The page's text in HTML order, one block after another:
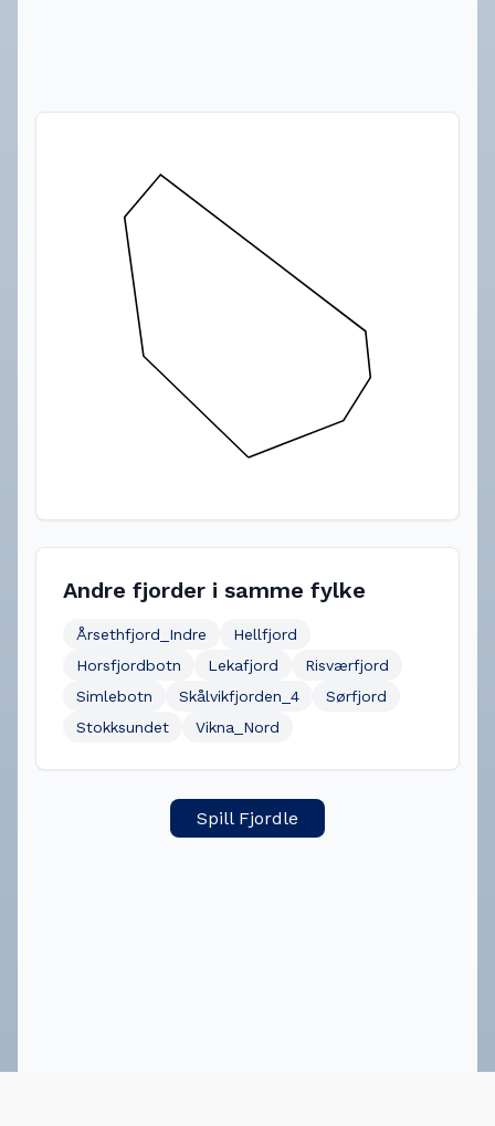
Andre fjorder i samme fylke
Årsethfjord_Indre
Hellfjord
Horsfjordbotn
Lekafjord
Risværfjord
Simlebotn
Skålvikfjorden_4
Sørfjord
Stokksundet
Vikna_Nord
Spill Fjordle